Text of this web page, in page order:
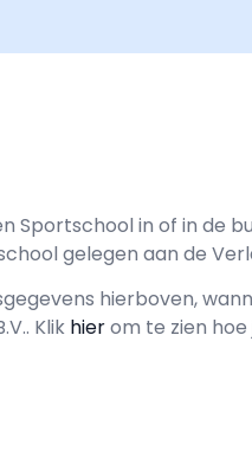
Sportschool in of in de
gelegen aan de
hierboven,
Klik hierom te zien hoe